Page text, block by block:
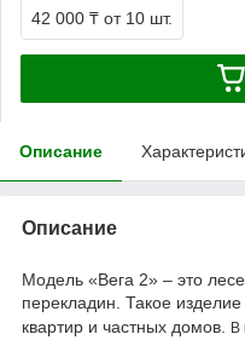
42 000 ₸ от 10 шт.
Описание
Описание
Модель «Вега 2» – это
перекладин. Такое
квартир и частных домов.
В